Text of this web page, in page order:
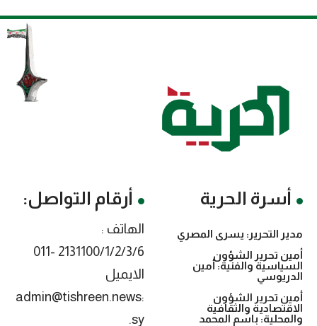
أسرة الحرية
مدير التحرير: يسرى المصري
أمين تحرير الشؤون
السياسية والفنية: أمين
الدريوسي
أمين تحرير الشؤون
الاقتصادية والثقافية
والمحلية: باسم المحمد
أرقام التواصل:
الهاتف :
2131100/1/2/3/6 -011
الايميل
:admin@tishreen.news
.sy